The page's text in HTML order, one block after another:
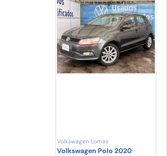
Volkswagen Lomas
Volkswagen Polo 2020